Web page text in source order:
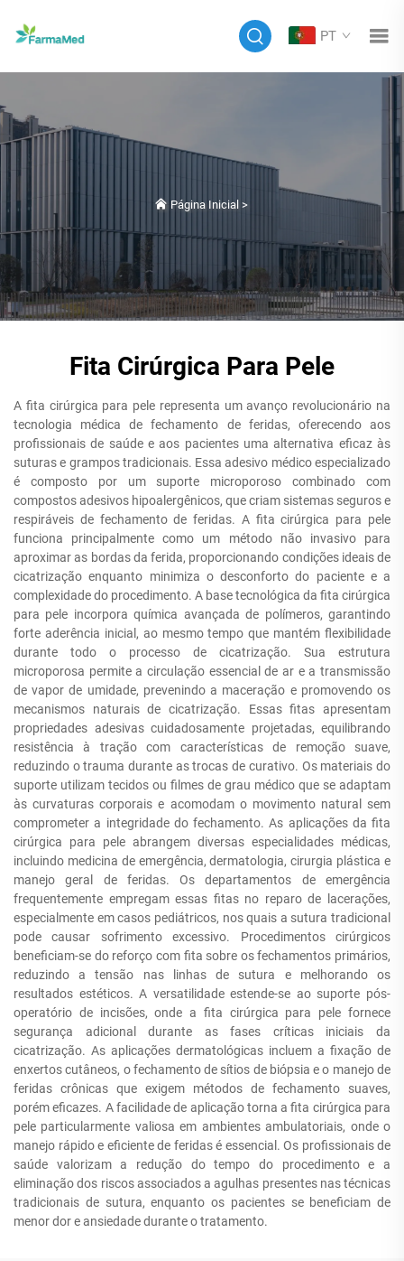
PT
Página Inicial>
Fita Cirúrgica Para Pele
A fita cirúrgica para pele representa um avanço revolucionário na
tecnologia médica de fechamento de feridas, oferecendo aos
profissionais de saúde e aos pacientes uma alternativa eficaz às
suturas e grampos tradicionais. Essa adesivo médico especializado
é composto por um suporte microporoso combinado com
compostos adesivos hipoalergênicos, que criam sistemas seguros e
respiráveis de fechamento de feridas. A fita cirúrgica para pele
funciona principalmente como um método não invasivo para
aproximar as bordas da ferida, proporcionando condições ideais de
cicatrização enquanto minimiza o desconforto do paciente e a
complexidade do procedimento. A base tecnológica da fita cirúrgica
para pele incorpora química avançada de polímeros, garantindo
forte aderência inicial, ao mesmo tempo que mantém flexibilidade
durante todo o processo de cicatrização. Sua estrutura
microporosa permite a circulação essencial de ar e a transmissão
de vapor de umidade, prevenindo a maceração e promovendo os
mecanismos naturais de cicatrização. Essas fitas apresentam
propriedades adesivas cuidadosamente projetadas, equilibrando
resistência à tração com características de remoção suave,
reduzindo o trauma durante as trocas de curativo. Os materiais do
suporte utilizam tecidos ou filmes de grau médico que se adaptam
às curvaturas corporais e acomodam o movimento natural sem
comprometer a integridade do fechamento. As aplicações da fita
cirúrgica para pele abrangem diversas especialidades médicas,
incluindo medicina de emergência, dermatologia, cirurgia plástica e
manejo geral de feridas. Os departamentos de emergência
frequentemente empregam essas fitas no reparo de lacerações,
especialmente em casos pediátricos, nos quais a sutura tradicional
pode causar sofrimento excessivo. Procedimentos cirúrgicos
beneficiam-se do reforço com fita sobre os fechamentos primários,
reduzindo a tensão nas linhas de sutura e melhorando os
resultados estéticos. A versatilidade estende-se ao suporte pós-
operatório de incisões, onde a fita cirúrgica para pele fornece
segurança adicional durante as fases críticas iniciais da
cicatrização. As aplicações dermatológicas incluem a fixação de
enxertos cutâneos, o fechamento de sítios de biópsia e o manejo de
feridas crônicas que exigem métodos de fechamento suaves,
porém eficazes. A facilidade de aplicação torna a fita cirúrgica para
pele particularmente valiosa em ambientes ambulatoriais, onde o
manejo rápido e eficiente de feridas é essencial. Os profissionais de
saúde valorizam a redução do tempo do procedimento e a
eliminação dos riscos associados a agulhas presentes nas técnicas
tradicionais de sutura, enquanto os pacientes se beneficiam de
menor dor e ansiedade durante o tratamento.